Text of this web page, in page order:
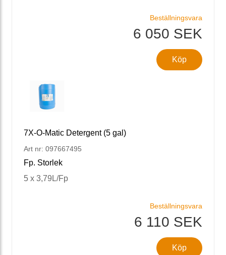
Beställningsvara
6 050 SEK
Köp
7X-O-Matic Detergent (5 gal)
Art nr: 097667495
Fp. Storlek
5 x 3,79L/Fp
Beställningsvara
6 110 SEK
Köp